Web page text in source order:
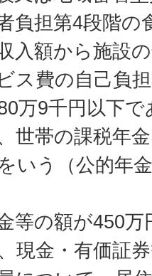
負担第4段階の
入額から施設
ス費の自己負
万9千円以下
世帯の課税年
いう（公的年
等の額が450
現金・有価証